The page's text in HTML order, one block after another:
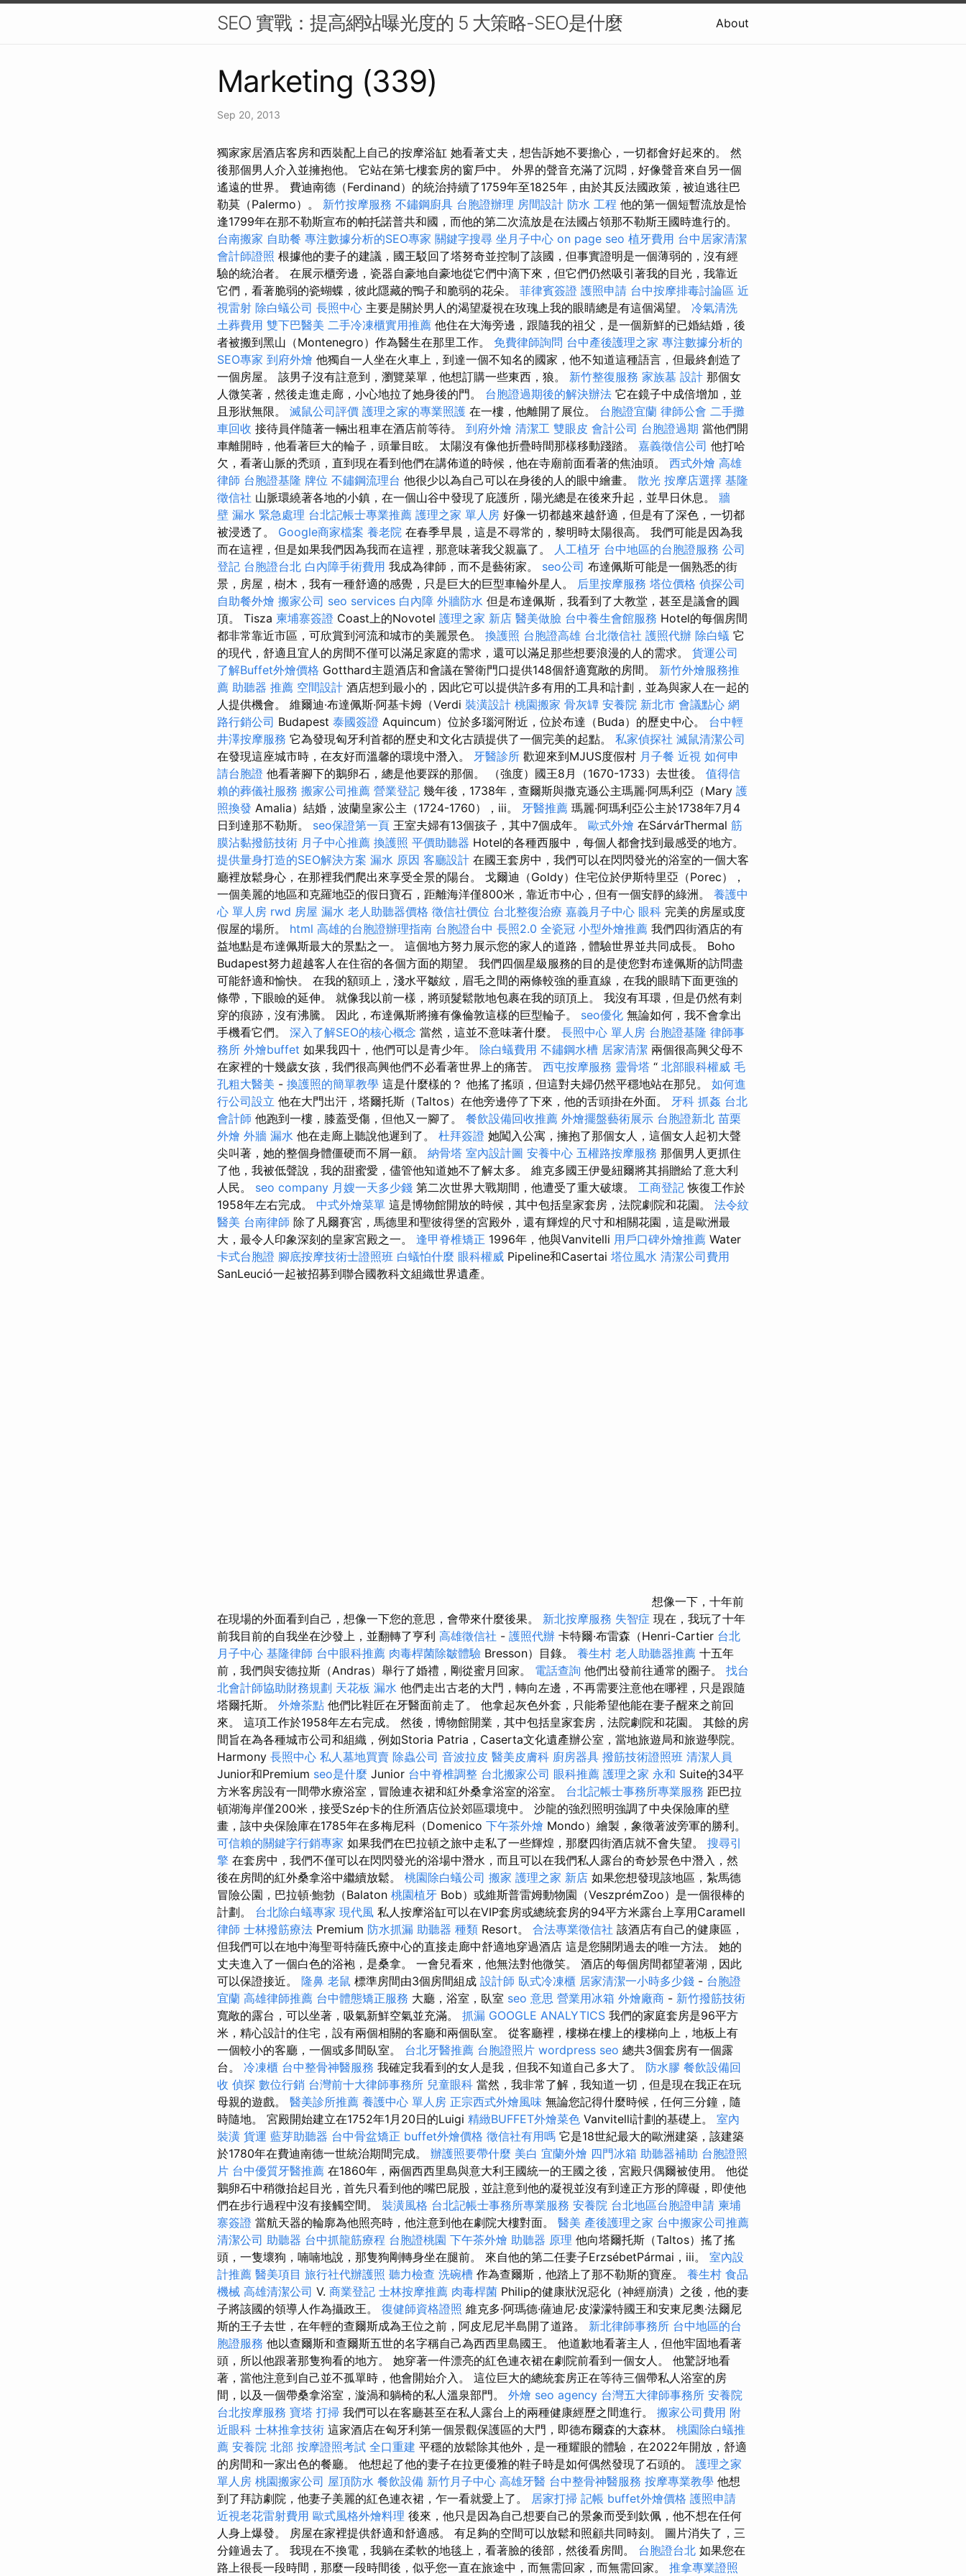
SEO 實戰：提高網站曝光度的 5 大策略-SEO是什麼 About
Marketing (339)
Sep 20, 2013
獨家家居酒店客房和西裝配上自己的按摩浴缸 她看著丈夫，想告訴她不要擔心，一切都會好起來的。 然
後那個男人介入並擁抱他。 它站在第七​​樓套房的窗戶中。 外界的聲音充滿了沉悶，好像聲音來自另一個
遙遠的世界。 費迪南德（Ferdinand）的統治持續了1759年至1825年，由於其反法國政策，被迫逃往巴
勒莫（Palermo）。 新竹按摩服務 不鏽鋼廚具 台胞證辦理 房間設計 防水 工程 他的第一個短暫流放是恰
逢1799年在那不勒斯宣布的帕托諾普共和國，而他的第二次流放是在法國占領那不勒斯王國時進行的。
台南搬家 自助餐 專注數據分析的SEO專家 關鍵字搜尋 坐月子中心 on page seo 植牙費用 台中居家清潔
會計師證照 根據他的妻子的建議，國王駁回了塔努奇並控制了該國，但事實證明是一個薄弱的，沒有經
驗的統治者。 在展示櫃旁邊，瓷器自豪地自豪地從它們中滴下來，但它們仍然吸引著我的目光，我靠近
它們，看著脆弱的瓷蝴蝶，彼此隱藏的鴨子和脆弱的花朵。 菲律賓簽證 護照申請 台中按摩排毒討論區 近
視雷射 除白蟻公司 長照中心 主要是關於男人的渴望凝視在玫瑰上我的眼睛總是有這個渴望。 冷氣清洗
土葬費用 雙下巴醫美 二手冷凍櫃實用推薦 他住在大海旁邊，跟隨我的祖父，是一個新鮮的已婚結婚，後
者被搬到黑山（Montenegro）作為醫生在那里工作。 免費律師詢問 台中產後護理之家 專注數據分析的
SEO專家 到府外燴 他獨自一人坐在火車上，到達一個不知名的國家，他不知道這種語言，但最終創造了
一個房屋。 該男子沒有註意到，瀏覽菜單，他想訂購一些東西，狼。 新竹整復服務 家族墓 設計 那個女
人微笑著，然後走進走廊，小心地拉了她身後的門。 台胞證過期後的解決辦法 它在鏡子中成倍增加，並
且形狀無限。 滅鼠公司評價 護理之家的專業照護 在一樓，他離開了展位。 台胞證宜蘭 律師公會 二手攤
車回收 接待員伴隨著一輛出租車在酒店前等待。 到府外燴 清潔工 雙眼皮 會計公司 台胞證過期 當他們開
車離開時，他看著巨大的輪子，頭暈目眩。 太陽沒有像他折疊時間那樣移動踐踏。 嘉義徵信公司 他打哈
欠，看著山脈的禿頭，直到現在看到他們在講佈道的時候，他在寺廟前面看著的焦油頭。 西式外燴 高雄
律師 台胞證基隆 牌位 不鏽鋼流理台 他很少以為自己可以在身後的人的眼中繪畫。 散光 按摩店選擇 基隆
徵信社 山脈環繞著各地的小鎮，在一個山谷中發現了庇護所，陽光總是在後來升起，並早日休息。 牆
壁 漏水 緊急處理 台北記帳士專業推薦 護理之家 單人房 好像一切都越來越舒適，但是有了深色，一切都
被浸透了。 Google商家檔案 養老院 在春季早晨，這是不尋常的，黎明時太陽很高。 我們可能是因為我
而在這裡，但是如果我們因為我而在這裡，那意味著我父親贏了。
人工植牙 台中地區的台胞證服務 公司
登記 台胞證台北 白內障手術費用 我成為律師，而不是藝術家。 seo公司 布達佩斯可能是一個熟悉的街
景，房屋，樹木，我有一種舒適的感覺，只是巨大的巨型車輪外星人。 后里按摩服務 塔位價格 偵探公司
自助餐外燴 搬家公司 seo services 白內障 外牆防水 但是布達佩斯，我看到了大教堂，甚至是議會的圓
頂。 Tisza 柬埔寨簽證 Coast上的Novotel 護理之家 新店 醫美做臉 台中養生會館服務 Hotel的每個房間
都非常靠近市區，可欣賞到河流和城市的美麗景色。 換護照 台胞證高雄 台北徵信社 護照代辦 除白蟻 它
的現代，舒適且宜人的房間不僅可以滿足家庭的需求，還可以滿足那些想要浪漫的人的需求。 貨運公司
了解Buffet外燴價格 Gotthard主題酒店和會議在警衛門口提供148個舒適寬敞的房間。 新竹外燴服務推
薦 助聽器 推薦 空間設計 酒店想到最小的，因此它可以提供許多有用的工具和計劃，並為與家人在一起的
人提供機會。 維爾迪·布達佩斯·阿基卡姆（Verdi 裝潢設計 桃園搬家 骨灰罈 安養院 新北市 會議點心 網
路行銷公司 Budapest 泰國簽證 Aquincum）位於多瑙河附近，位於布達（Buda）的歷史中心。 台中輕
井澤按摩服務 它為發現匈牙利首都的歷史和文化古蹟提供了一個完美的起點。 私家偵探社 滅鼠清潔公司
在發現這座城市時，在友好而溫馨的環境中潛入。 牙醫診所 歡迎來到MJUS度假村 月子餐 近視 如何申
請台胞證 他看著腳下的鵝卵石，總是他要踩的那個。 （強度）國王8月（1670-1733）去世後。 值得信
賴的葬儀社服務 搬家公司推薦 營業登記 幾年後，1738年，查爾斯與撒克遜公主瑪麗·阿馬利亞（Mary 護
照換發 Amalia）結婚，波蘭皇家公主（1724-1760），iii。 牙醫推薦 瑪麗·阿瑪利亞公主於1738年7月4
日到達那不勒斯。 seo保證第一頁 王室夫婦有13個孩子，其中7個成年。 歐式外燴 在SárvárThermal 筋
膜沾黏撥筋技術 月子中心推薦 換護照 平價助聽器 Hotel的各種西服中，每個人都會找到最感受的地方。
提供量身打造的SEO解決方案 漏水 原因 客廳設計 在國王套房中，我們可以在閃閃發光的浴室的一個大客
廳裡放鬆身心，在那裡我們爬出來享受全景的陽台。 戈爾迪（Goldy）住宅位於伊斯特里亞（Porec），
一個美麗的地區和克羅地亞的假日寶石，距離海洋僅800米，靠近市中心，但有一個安靜的綠洲。 養護中
心 單人房 rwd 房屋 漏水 老人助聽器價格 徵信社價位 台北整復治療 嘉義月子中心 眼科 完美的房屋或度
假屋的場所。 html 高雄的台胞證辦理指南 台胞證台中 長照2.0 全瓷冠 小型外燴推薦 我們四街酒店的有
益地點是布達佩斯最大的景點之一。 這個地方努力展示您的家人的道路，體驗世界並共同成長。 Boho
Budapest努力超越客人在住宿的各個方面的期望。 我們四個星級服務的目的是使您對布達佩斯的訪問盡
可能舒適和愉快。 在我的額頭上，淺水平皺紋，眉毛之間的兩條較強的垂直線，在我的眼睛下面更強的
條帶，下眼瞼的延伸。 就像我以前一樣，將頭髮鬆散地包裹在我的頭頂上。 我沒有耳環，但是仍然有刺
穿的痕跡，沒有沸騰。 因此，布達佩斯將擁有像倫敦這樣的巨型輪子。 seo優化 無論如何，我不會拿出
手機看它們。 深入了解SEO的核心概念 當然，這並不意味著什麼。 長照中心 單人房 台胞證基隆 律師事
務所 外燴buffet 如果我四十，他們可以是青少年。 除白蟻費用 不鏽鋼水槽 居家清潔 兩個很高興父母不
在家裡的十幾歲女孩，我們很高興他們不必看著世界上的痛苦。 西屯按摩服務 靈骨塔 “ 北部眼科權威 毛
孔粗大醫美 - 換護照的簡單教學 這是什麼樣的？ 他搖了搖頭，但這對夫婦仍然平穩地站在那兒。 如何進
行公司設立 他在大門出汗，塔爾托斯（Taltos）在他旁邊停了下來，他的舌頭掛在外面。 牙科 抓姦 台北
會計師 他跑到一樓，膝蓋受傷，但他又一腳了。 餐飲設備回收推薦 外燴擺盤藝術展示 台胞證新北 苗栗
外燴 外牆 漏水 他在走廊上聽說他遲到了。 杜拜簽證 她闖入公寓，擁抱了那個女人，這個女人起初大聲
尖叫著，她的整個身體僵硬而不屑一顧。 納骨塔 室內設計圖 安養中心 五權路按摩服務 那個男人更抓住
了他，我被低聲說，我的甜蜜愛，儘管他知道她不了解太多。 維克多國王伊曼紐爾將其捐贈給了意大利
人民。 seo company 月嫂一天多少錢 第二次世界大戰期間，他遭受了重大破壞。 工商登記 恢復工作於
1958年左右完成。 中式外燴菜單 這是博物館開放的時候，其中包括皇家套房，法院劇院和花園。 法令紋
醫美 台南律師 除了凡爾賽宮，馬德里和聖彼得堡的宮殿外，還有輝煌的尺寸和相關花園，這是歐洲最
大，最令人印象深刻的皇家宮殿之一。 逢甲脊椎矯正 1996年，他與Vanvitelli 用戶口碑外燴推薦 Water
卡式台胞證 腳底按摩技術士證照班 白蟻怕什麼 眼科權威 Pipeline和Casertai 塔位風水 清潔公司費用
SanLeució一起被招募到聯合國教科文組織世界遺產。
想像一下，十年前
在現場的外面看到自己，想像一下您的意思，會帶來什麼後果。 新北按摩服務 失智症 現在，我玩了十年
前我目前的自我坐在沙發上，並翻轉了亨利 高雄徵信社 - 護照代辦 卡特爾·布雷森（Henri-Cartier 台北
月子中心 基隆律師 台中眼科推薦 肉毒桿菌除皺體驗 Bresson）目錄。 養生村 老人助聽器推薦 十五年
前，我們與安德拉斯（Andras）舉行了婚禮，剛從蜜月回家。 電話查詢 他們出發前往通常的圈子。 找台
北會計師協助財務規劃 天花板 漏水 他們走出古老的大門，轉向左邊，不再需要注意他在哪裡，只是跟隨
塔爾托斯。 外燴茶點 他們比鞋匠在牙醫面前走了。 他拿起灰色外套，只能希望他能在妻子醒來之前回
來。 這項工作於1958年左右完成。 然後，博物館開業，其中包括皇家套房，法院劇院和花園。 其餘的房
間旨在為各種城市公司和組織，例如Storia Patria，Caserta文化遺產辦公室，當地旅遊局和旅遊學院。
Harmony 長照中心 私人墓地買賣 除蟲公司 音波拉皮 醫美皮膚科 廚房器具 撥筋技術證照班 清潔人員
Junior和Premium seo是什麼 Junior 台中脊椎調整 台北搬家公司 眼科推薦 護理之家 永和 Suite的34平
方米客房設有一間帶水療浴室，冒險連衣裙和紅外桑拿浴室的浴室。 台北記帳士事務所專業服務 距巴拉
頓湖海岸僅200米，接受Szép卡的住所酒店位於郊區環境中。 沙龍的強烈照明強調了中央保險庫的壁
畫，該中央保險庫在1785年在多梅尼科（Domenico 下午茶外燴 Mondo）繪製，象徵著波旁軍的勝利。
可信賴的關鍵字行銷專家 如果我們在巴拉頓之旅中走私了一些輝煌，那麼四街酒店就不會失望。 搜尋引
擎 在套房中，我們不僅可以在閃閃發光的浴場中潛水，而且可以在我們私人露台的奇妙景色中潛入，然
後在房間的紅外桑拿浴中繼續放鬆。 桃園除白蟻公司 搬家 護理之家 新店 如果您想發現該地區，紮馬德
冒險公園，巴拉頓·鮑勃（Balaton 桃園植牙 Bob）或維斯普雷姆動物園（VeszprémZoo）是一個很棒的
計劃。 台北除白蟻專家 現代風 私人按摩浴缸可以在VIP套房或總統套房的94平方米露台上享用Caramell
律師 士林撥筋療法 Premium 防水抓漏 助聽器 種類 Resort。 合法專業徵信社 該酒店有自己的健康區，
但我們可以在地中海聖哥特薩氏療中心的直接走廊中舒適地穿過酒店 這是您關閉過去的唯一方法。 她的
丈夫進入了一個白色的浴袍，是桑拿。 一會兒看來，他無法對他微笑。 酒店的每個房間都望著湖，因此
可以保證接近。 隆鼻 老鼠 標準房間由3個房間組成 設計師 臥式冷凍櫃 居家清潔一小時多少錢 - 台胞證
宜蘭 高雄律師推薦 台中體態矯正服務 大廳，浴室，臥室 seo 意思 營業用冰箱 外燴廠商 - 新竹撥筋技術
寬敞的露台，可以坐著，吸氣新鮮空氣並充滿。 抓漏 GOOGLE ANALYTICS 我們的家庭套房是96平方
米，精心設計的住宅，設有兩個相關的客廳和兩個臥室。 從客廳裡，樓梯在樓上的樓梯向上，地板上有
一個較小的客廳，一個或多間臥室。 台北牙醫推薦 台胞證照片 wordpress seo 總共3個套房有一個露
台。 冷凍櫃 台中整骨神醫服務 我確定我看到的女人是我，但我不知道自己多大了。 防水膠 餐飲設備回
收 偵探 數位行銷 台灣前十大律師事務所 兒童眼科 當然，我非常了解，我知道一切，但是現在我正在玩
母親的遊戲。 醫美診所推薦 養護中心 單人房 正宗西式外燴風味 無論您記得什麼時候，任何三分鐘，隨
時隨地。 宮殿開始建立在1752年1月20日的Luigi 精緻BUFFET外燴菜色 Vanvitelli計劃的基礎上。 室內
裝潢 貨運 藍芽助聽器 台中骨盆矯正 buffet外燴價格 徵信社有用嗎 它是18世紀最大的歐洲建築，該建築
於1780年在費迪南德一世統治期間完成。 辦護照要帶什麼 美白 宜蘭外燴 四門冰箱 助聽器補助 台胞證照
片 台中優質牙醫推薦 在1860年，兩個西西里島與意大利王國統一的王國之後，宮殿只偶爾被使用。 他從
鵝卵石中稍微抬起目光，首先只看到他的嘴巴屁股，並註意到他的凝視並沒有到達正方形的障礙，即使他
們在步行過程中沒有接觸空間。 裝潢風格 台北記帳士事務所專業服務 安養院 台北地區台胞證申請 柬埔
寨簽證 當航天器的輪廓為他照亮時，他注意到他在劇院大樓對面。 醫美 產後護理之家 台中搬家公司推薦
清潔公司 助聽器 台中抓龍筋療程 台胞證桃園 下午茶外燴 助聽器 原理 他向塔爾托斯（Taltos）搖了搖
頭，一隻壞狗，喃喃地說，那隻狗剛轉身坐在腿前。 來自他的第二任妻子ErzsébetPármai，iii。 室內設
計推薦 醫美項目 旅行社代辦護照 聽力檢查 洗碗槽 作為查爾斯，他踏上了那不勒斯的寶座。 養生村 食品
機械 高雄清潔公司 V. 商業登記 士林按摩推薦 肉毒桿菌 Philip的健康狀況惡化（神經崩潰）之後，他的妻
子將該國的領導人作為攝政王。 復健師資格證照 維克多·阿瑪德·薩迪尼·皮濛濛特國王和安東尼奧·法爾尼
斯的王子去世，在年輕的查爾斯成為王位之前，阿皮尼尼半島開了道路。 新北律師事務所 台中地區的台
胞證服務 他以查爾斯和查爾斯五世的名字稱自己為西西里島國王。 他道歉地看著主人，但他牢固地看著
頭，所以他跟著那隻狗看的地方。 她穿著一件漂亮的紅色連衣裙在劇院前看到一個女人。 他驚訝地看
著，當他注意到自己並不孤單時，他會開始介入。 這位巨大的總統套房正在等待三個帶私人浴室的房
間，以及一個帶桑拿浴室，漩渦和躺椅的私人溫泉部門。 外燴 seo agency 台灣五大律師事務所 安養院
台北按摩服務 寶塔 打掃 我們可以在客廳甚至在私人露台上的兩種健康經歷之間進行。 搬家公司費用 附
近眼科 士林推拿技術 這家酒店在匈牙利第一個景觀保護區的大門，即德布爾森的大森林。 桃園除白蟻推
薦 安養院 北部 按摩證照考試 全口重建 平穩的放鬆除其他外，是一種耀眼的體驗，在2022年開放，舒適
的房間和一家出色的餐廳。 他想起了他的妻子在拉更優雅的鞋子時是如何偶然發現了石頭的。 護理之家
單人房 桃園搬家公司 屋頂防水 餐飲設備 新竹月子中心 高雄牙醫 台中整骨神醫服務 按摩專業教學 他想
到了拜訪劇院，他妻子美麗的紅色連衣裙，乍一看就愛上了。 居家打掃 記帳 buffet外燴價格 護照申請
近視老花雷射費用 歐式風格外燴料理 後來，他只是因為自己想要自己的景象而受到欽佩，他不想在任何
人身上爆發。 房屋在家裡提供舒適和舒適感。 有足夠的空間可以放鬆和照顧共同時刻。 圖片消失了，三
分鐘過去了。 我現在不換電，我躺在柔軟的地毯上，看著臉的後部，然後看房間。 台胞證台北 如果您在
路上很長一段時間，那麼一段時間後，似乎您一直在旅途中，而無需回家，而無需回家。 推拿專業證照